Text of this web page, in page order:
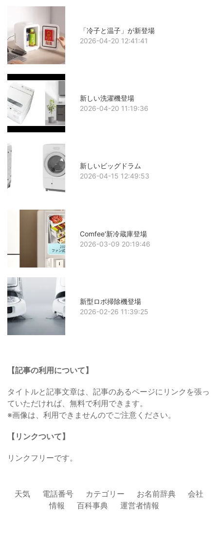
「冷子と温子」が新登場
2026-04-20 12:41:41
新しい洗濯機登場
2026-04-20 11:19:36
新しいビッグドラム
2026-04-15 12:49:53
Comfee'新冷蔵庫登場
2026-03-09 20:19:46
新型ロボ掃除機登場
2026-02-26 11:39:25
【記事の利用について】
タイトルと記事文章は、記事のあるページにリンクを張っ
ていただければ、無料で利用できます。
※画像は、利用できませんのでご注意ください。
【リンクついて】
リンクフリーです。
天気 電話番号 カテゴリー お名前辞典
会社
情報
百科事典 運営者情報